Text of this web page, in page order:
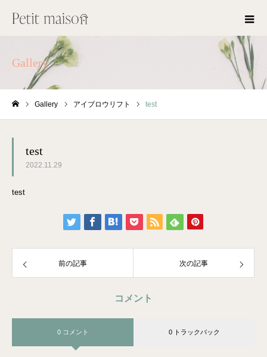
Gallery
Gallery アイブロウリフト test
test
2022.11.29
test
前の記事 次の記事
コメント
0 コメント 0 トラックバック